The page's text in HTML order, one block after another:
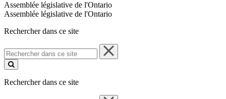
Assemblée législative de l'Ontario
Assemblée législative de l'Ontario
Rechercher dans ce site
Rechercher
dans
ce
Rechercher dans ce site